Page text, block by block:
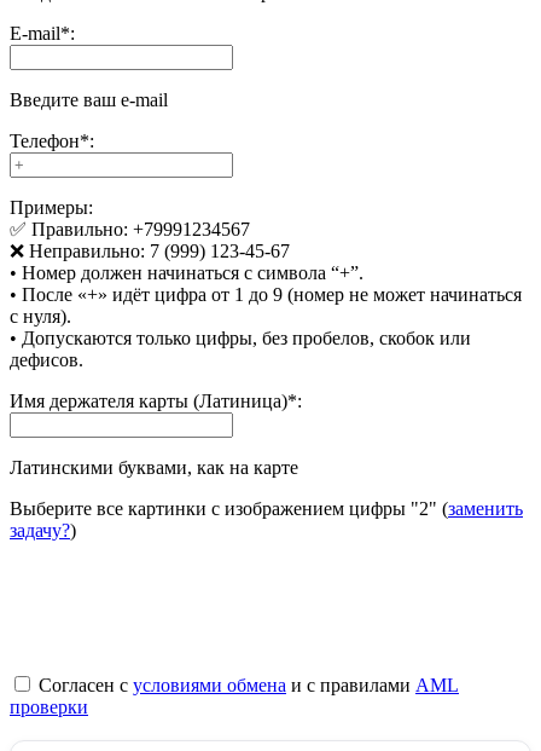
E-mail*:
Введите ваш e-mail
Телефон*:
Примеры:
✅ Правильно: +79991234567
❌ Неправильно: 7 (999) 123-45-67
• Номер должен начинаться с символа “+”.
• После «+» идёт цифра от 1 до 9 (номер не может начинаться
с нуля).
• Допускаются только цифры, без пробелов, скобок или
дефисов.
Имя держателя карты (Латиница)*:
Латинскими буквами, как на карте
Выберите все картинки с изображением цифры "2" (заменить
задачу?)
Согласен с условиями обмена и с правилами AML
проверки